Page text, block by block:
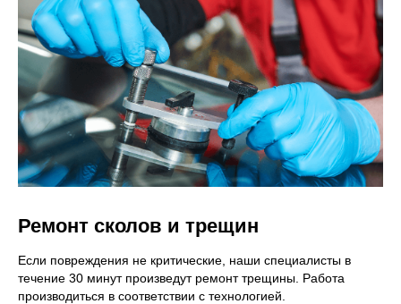
Ремонт сколов и трещин
Если повреждения не критические, наши специалисты в
течение 30 минут произведут ремонт трещины. Работа
производиться в соответствии с технологией.